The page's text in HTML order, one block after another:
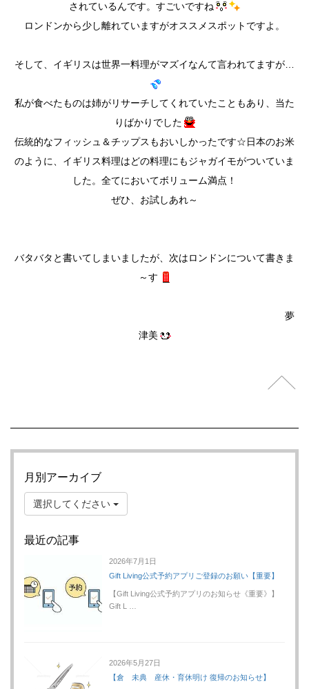
されているんです。すごいですね
ロンドンから少し離れていますがオススメスポットですよ。
そして、イギリスは世界一料理がマズイなんて言われてますが…
私が食べたものは姉がリサーチしてくれていたこともあり、当た
りばかりでした
伝統的なフィッシュ＆チップスもおいしかったです☆日本のお米
のように、イギリス料理はどの料理にもジャガイモがついていま
した。全てにおいてボリューム満点！
ぜひ、お試しあれ～
バタバタと書いてしまいましたが、次はロンドンについて書きま
～す
夢
津美
月別アーカイブ
選択してください
最近の記事
2026年7月1日
Gift Living公式予約アプリご登録のお願い【重要】
【Gift Living公式予約アプリのお知らせ《重要》】
Gift L …
2026年5月27日
【倉 未典 産休・育休明け 復帰のお知らせ】